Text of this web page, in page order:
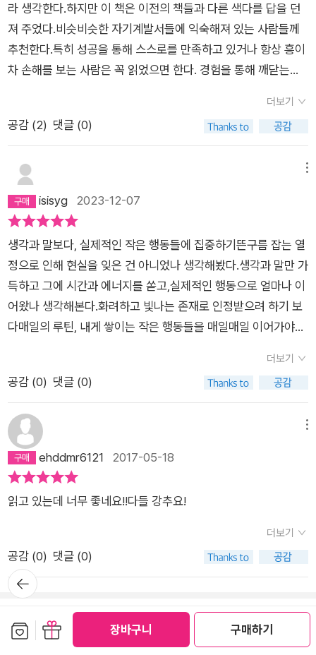
장바구니 구매하기
라 생각한다.하지만 이 책은 이전의 책들과 다른 색다를 답을 던
져 주었다.비슷비슷한 자기계발서들에 익숙해져 있는 사람들께
추천한다.특히 성공을 통해 스스로를 만족하고 있거나 항상 흥이
차 손해를 보는 사람은 꼭 읽었으면 한다. 경험을 통해 깨닫는건
손해는 매우 줄어들것이다.다시 본론으로 돌아와 에고를 견제하
면서 스스로를 관찰하는 관찰자가 되어 삶을 살아가야하는 이유
목적이 독자들에게 다 필요한것은 아니지만 간과할 내용은 하나
도 없었다
더보기
공감 (2) 댓글 (0)
isisyg 2023-12-07
생각과 말보다, 실제적인 작은 행동들에 집중하기뜬구름 잡는 열
정으로 인해 현실을 잊은 건 아니었나 생각해봤다.생각과 말만 가
득하고 그에 시간과 에너지를 쏟고,실제적인 행동으로 얼마나 이
어왔나 생각해본다.화려하고 빛나는 존재로 인정받으려 하기 보
다매일의 루틴, 내게 쌓이는 작은 행동들을 매일매일 이어가야겠
치관과 원칙이 없는 성공은 오래가지 못한다.성공한다고 해도 지
속되지 않는다, 내가 변화하지 않는다면.모든 것을 좇는 것은 불
가능하다.남이 하는 것을 다 가지려고 하기보다스스로의 가치관
과 원칙에 맞는 몇 가지를 정하고 그것에 최선을 다하자.'나'라는
질병에 걸리지 않도록 내 노력 이상의 성취를 경계하자.세상을 살
아가는 데에는 협력이 필요하다.나의 존재를 내세우기 보다 부족
에고를 통제하기실패에서 오는 처참함 속에서 에고를 통제하기
란 매우 어려운 일일 것이다.어쩌면 우리는 고난에 대비하기 위해
서 원칙에 충실한 하루하루를 쌓아두어야 하는지도 모른다.고난
에 부서지더라도 그것이 우리가 일어서고 성장할 기회이기에.에
고가 스스로를 돌아보려 하지 않을 때옳은 일, 자신보다 더 큰 목
적을 상기해야 한다.우리가 쌓아올린 표준과 원칙이 스스로를 객
관화 해줄 것이다.감정을 내려놓고 행동으로 쌓아온 것들에 집중
더보기
공감 (0) 댓글 (0)
ehddmr6121 2017-05-18
읽고 있는데 너무 좋네요!!다들 강추요!
더보기
공감 (0) 댓글 (0)
응원 댓글
뒤로가
기